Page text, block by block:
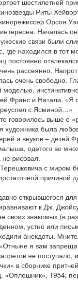
шестилетней
Риты
Орсон
Началась
связи были
где находился в
постоянно
рассеянно.
очень свободно.
Франс и Натали. «Я
с Ясминой…»
говорилось выше о
была
и внуков – детей
одетого во
не рисовал.
с миром
причиной
открывшегося
к Дж.
своих знакомых (в
устно или
анекдоты.
я вам
не поступало,
в сборнике
«Оплешник», 1954;